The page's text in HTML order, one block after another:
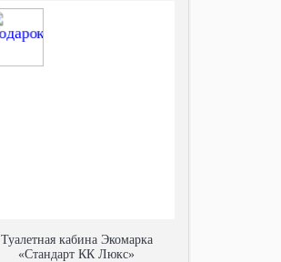
Туалетная кабина Экомарка
«Стандарт КК Люкс»